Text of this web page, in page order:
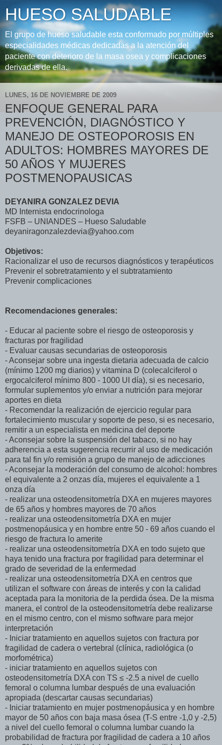
HUESO SALUDABLE
El grupo de hueso saludable esta conformado por múltiples
especialidades médicas dedicadas a la atención del
paciente con deterioro de la masa osea y complicaciones
derivadas de ella.
LUNES, 16 DE NOVIEMBRE DE 2009
ENFOQUE GENERAL PARA
PREVENCIÓN, DIAGNÓSTICO Y
MANEJO DE OSTEOPOROSIS EN
ADULTOS: HOMBRES MAYORES DE
50 AÑOS Y MUJERES
POSTMENOPAUSICAS
DEYANIRA GONZALEZ DEVIA
MD Internista endocrinologa
FSFB – UNIANDES – Hueso Saludable
deyaniragonzalezdevia@yahoo.com
Objetivos:
Racionalizar el uso de recursos diagnósticos y terapéuticos
Prevenir el sobretratamiento y el subtratamiento
Prevenir complicaciones
Recomendaciones generales:
- Educar al paciente sobre el riesgo de osteoporosis y
fracturas por fragilidad
- Evaluar causas secundarias de osteoporosis
- Aconsejar sobre una ingesta dietaria adecuada de calcio
(mínimo 1200 mg diarios) y vitamina D (colecalciferol o
ergocalciferol mínimo 800 - 1000 UI día), si es necesario,
formular suplementos y/o enviar a nutrición para mejorar
aportes en dieta
- Recomendar la realización de ejercicio regular para
fortalecimiento muscular y soporte de peso, si es necesario,
remitir a un especialista en medicina del deporte
- Aconsejar sobre la suspensión del tabaco, si no hay
adherencia a esta sugerencia recurrir al uso de medicación
para tal fin y/o remisión a grupo de manejo de adicciones
- Aconsejar la moderación del consumo de alcohol: hombres
el equivalente a 2 onzas día, mujeres el equivalente a 1
onza día
- realizar una osteodensitometría DXA en mujeres mayores
de 65 años y hombres mayores de 70 años
- realizar una osteodensitometría DXA en mujer
postmenopáusica y en hombre entre 50 - 69 años cuando el
riesgo de fractura lo amerite
- realizar una osteodensitometría DXA en todo sujeto que
haya tenido una fractura por fragilidad para determinar el
grado de severidad de la enfermedad
- realizar una osteodensitometría DXA en centros que
utilizan el software con áreas de interés y con la calidad
aceptada para la monitoria de la perdida ósea. De la misma
manera, el control de la osteodensitometría debe realizarse
en el mismo centro, con el mismo software para mejor
interpretación
- Iniciar tratamiento en aquellos sujetos con fractura por
fragilidad de cadera o vertebral (clínica, radiológica (o
morfométrica)
- iniciar tratamiento en aquellos sujetos con
osteodensitometría DXA con TS ≤ -2.5 a nivel de cuello
femoral o columna lumbar después de una evaluación
apropiada (descartar causas secundarias)
- Iniciar tratamiento en mujer postmenopáusica y en hombre
mayor de 50 años con baja masa ósea (T-S entre -1,0 y -2,5)
a nivel del cuello femoral o columna lumbar cuando la
probabilidad de fractura por fragilidad de cadera a 10 años